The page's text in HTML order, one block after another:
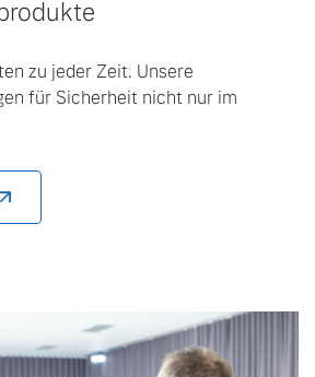
zu jeder Zeit. Unsere
für Sicherheit nicht nur im